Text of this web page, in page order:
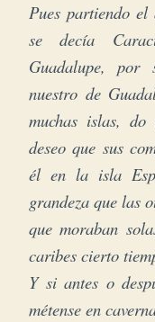
Pues partiendo
se decía
Guadalupe, por
nuestro de
muchas islas,
deseo que sus
él en la isla
grandeza que las
que moraban
caribes cierto
Y si antes o
métense en